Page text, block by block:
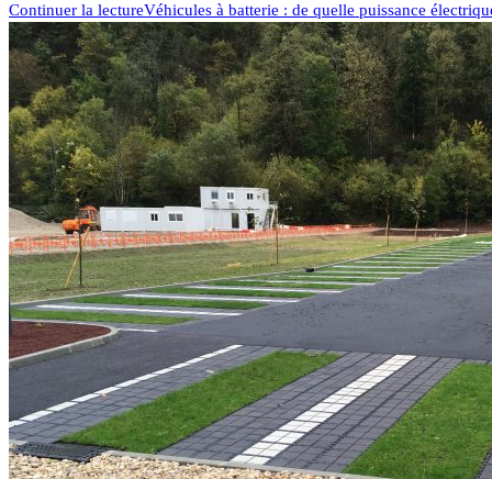
Continuer la lectureVéhicules à batterie : de quelle puissance